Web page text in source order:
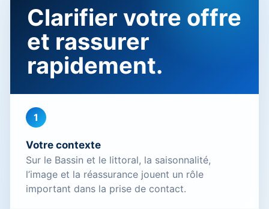
Clarifier votre offre
et rassurer
rapidement.
1
Votre contexte
Sur le Bassin et le littoral, la saisonnalité,
l’image et la réassurance jouent un rôle
important dans la prise de contact.